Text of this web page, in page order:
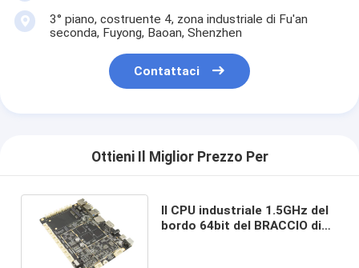
3° piano, costruente 4, zona industriale di Fu'an
seconda, Fuyong, Baoan, Shenzhen
Contattaci
Ottieni Il Miglior Prezzo Per
Il CPU industriale 1.5GHz del
bordo 64bit del BRACCIO di